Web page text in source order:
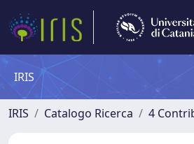
IRIS
IRIS Catalogo Ricerca 4